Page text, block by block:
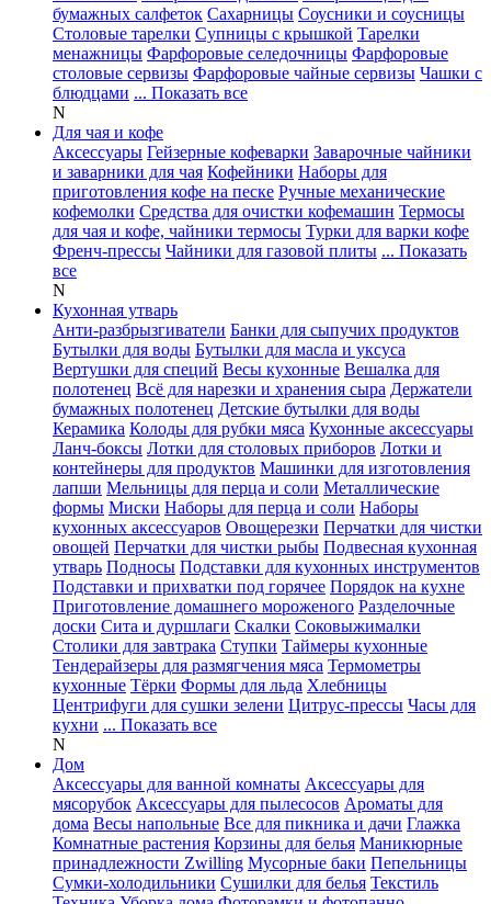
бумажных салфеток Сахарницы Соусники и соусницы
Столовые тарелки Супницы с крышкой Тарелки
менажницы Фарфоровые селедочницы Фарфоровые
столовые сервизы Фарфоровые чайные сервизы Чашки с
блюдцами ... Показать все
N
Для чая и кофе
Аксессуары Гейзерные кофеварки Заварочные чайники
и заварники для чая Кофейники Наборы для
приготовления кофе на песке Ручные механические
кофемолки Средства для очистки кофемашин Термосы
для чая и кофе, чайники термосы Турки для варки кофе
Френч-прессы Чайники для газовой плиты ... Показать
все
N
Кухонная утварь
Анти-разбрызгиватели Банки для сыпучих продуктов
Бутылки для воды Бутылки для масла и уксуса
Вертушки для специй Весы кухонные Вешалка для
полотенец Всё для нарезки и хранения сыра Держатели
бумажных полотенец Детские бутылки для воды
Керамика Колоды для рубки мяса Кухонные аксессуары
Ланч-боксы Лотки для столовых приборов Лотки и
контейнеры для продуктов Машинки для изготовления
лапши Мельницы для перца и соли Металлические
формы Миски Наборы для перца и соли Наборы
кухонных аксессуаров Овощерезки Перчатки для чистки
овощей Перчатки для чистки рыбы Подвесная кухонная
утварь Подносы Подставки для кухонных инструментов
Подставки и прихватки под горячее Порядок на кухне
Приготовление домашнего мороженого Разделочные
доски Сита и дуршлаги Скалки Соковыжималки
Столики для завтрака Ступки Таймеры кухонные
Тендерайзеры для размягчения мяса Термометры
кухонные Тёрки Формы для льда Хлебницы
Центрифуги для сушки зелени Цитрус-прессы Часы для
кухни ... Показать все
N
Дом
Аксессуары для ванной комнаты Аксессуары для
мясорубок Аксессуары для пылесосов Ароматы для
дома Весы напольные Все для пикника и дачи Глажка
Комнатные растения Корзины для белья Маникюрные
принадлежности Zwilling Мусорные баки Пепельницы
Сумки-холодильники Сушилки для белья Текстиль